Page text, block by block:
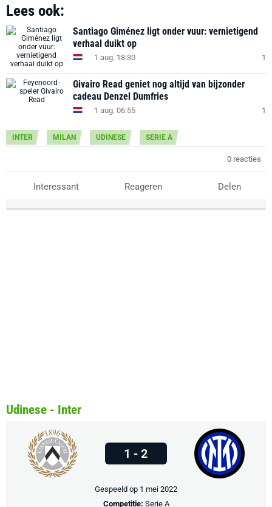
Lees ook:
Santiago Giménez ligt onder vuur: vernietigend
verhaal duikt op
1 aug. 18:30 1
Givairo Read geniet nog altijd van bijzonder
cadeau Denzel Dumfries
1 aug. 06:55 1
INTER MILAN UDINESE SERIE A
0 reacties
Interessant Reageren Delen
Udinese - Inter
1 - 2
Gespeeld op 1 mei 2022
Competitie: Serie A